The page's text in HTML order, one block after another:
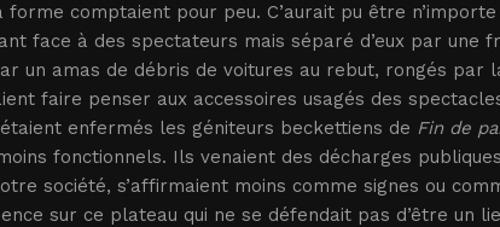
forme comptaient pour peu. C’aurait pu être
face à des spectateurs mais séparé d’eux par une
un amas de débris de voitures au rebut, rongés par
faire penser aux accessoires usagés des
enfermés les géniteurs beckettiens de Fin de
fonctionnels. Ils venaient des décharges
société, s’affirmaient moins comme signes ou
sur ce plateau qui ne se défendait pas d’être un